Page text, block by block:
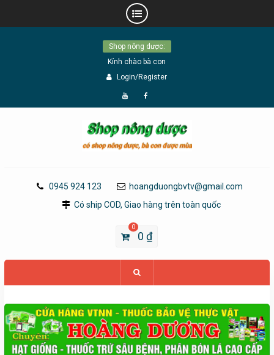
Shop nông dược:
Kính chào bà con
Login/Register
Đăng
YouTube
Page
0945 924 123
hoangduongbvtv@gmail.com
Có ship COD, Giao hàng trên toàn quốc
0
0₫